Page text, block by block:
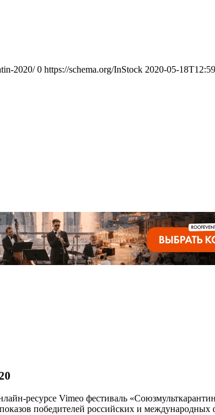
2020/ 0 https://schema.org/InStock 2020-05-
ресурсе Vimeo фестиваль
победителей российских и международных